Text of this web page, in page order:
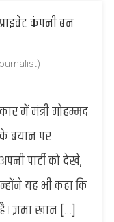
कंपनी बन
में मंत्री मोहम्मद
बयान पर
पार्टी को देखे,
यह भी कहा कि
है। ज़मा खान […]